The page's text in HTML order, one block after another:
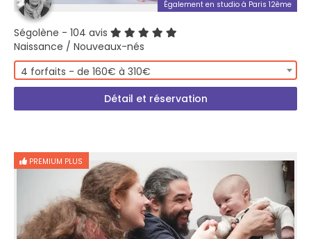
Également en studio à Paris 12ème
Ségolène - 104 avis
Naissance / Nouveaux-nés
4 forfaits - de 160€ à 310€
Détail et réservation
PREMIUM PLUS